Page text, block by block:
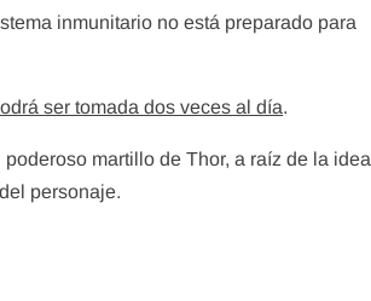
inmunitario no está preparado para
ser tomada dos veces al día.
martillo de Thor, a raíz de la idea
personaje.